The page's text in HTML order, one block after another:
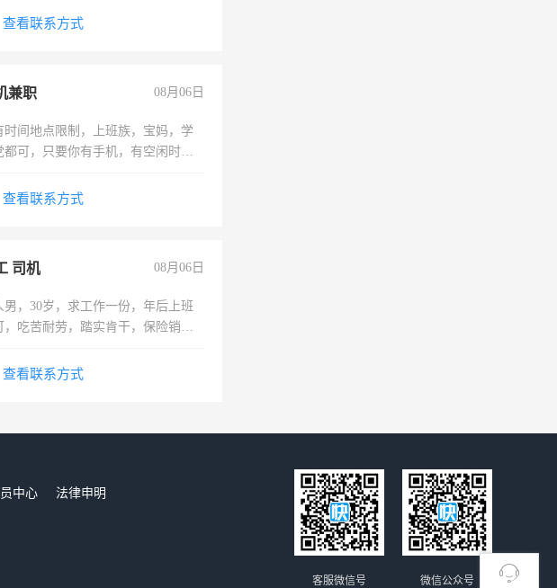
查看联系方式
兼职 08月06日
时间地点限制，上班族，宝妈，学
都可，只要你有手机，有空闲时
的四五十，每天挣零花钱没问题！
查看联系方式
司机 08月06日
男，30岁，求工作一份，年后上班
，吃苦耐劳，踏实肯干，保险销售
查看联系方式
中心
法律申明
微信公众号
客服微信号